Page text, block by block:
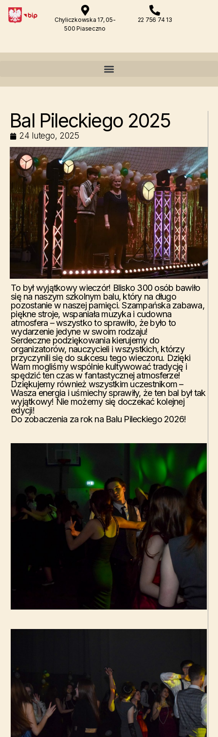
Chyliczkowska 17, 05-
500 Piaseczno
22 756 74 13
Bal Pileckiego 2025
24 lutego, 2025
To był wyjątkowy wieczór! Blisko 300 osób bawiło
się na naszym szkolnym balu, który na długo
pozostanie w naszej pamięci. Szampańska zabawa,
piękne stroje, wspaniała muzyka i cudowna
atmosfera – wszystko to sprawiło, że było to
wydarzenie jedyne w swoim rodzaju!
Serdeczne podziękowania kierujemy do
organizatorów, nauczycieli i wszystkich, którzy
przyczynili się do sukcesu tego wieczoru. Dzięki
Wam mogliśmy wspólnie kultywować tradycję i
spędzić ten czas w fantastycznej atmosferze!
Dziękujemy również wszystkim uczestnikom –
Wasza energia i uśmiechy sprawiły, że ten bal był tak
wyjątkowy! Nie możemy się doczekać kolejnej
edycji!
Do zobaczenia za rok na Balu Pileckiego 2026!